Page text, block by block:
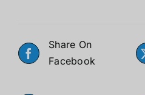
Share On
Facebook